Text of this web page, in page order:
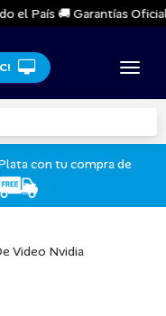
País 🚚 Garantías
con tu compra de
Video Nvidia